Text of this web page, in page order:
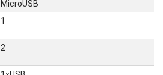
MicroUSB
1
2